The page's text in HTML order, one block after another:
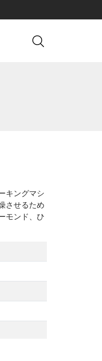
キングマシ
させるため
モンド、ひ